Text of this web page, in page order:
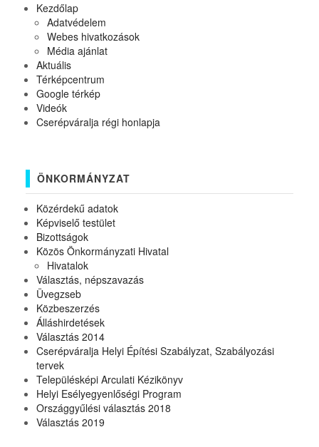
Kezdőlap
Adatvédelem
Webes hivatkozások
Média ajánlat
Aktuális
Térképcentrum
Google térkép
Videók
Cserépváralja régi honlapja
ÖNKORMÁNYZAT
Közérdekű adatok
Képviselő testület
Bizottságok
Közös Önkormányzati Hivatal
Hivatalok
Választás, népszavazás
Üvegzseb
Közbeszerzés
Álláshirdetések
Választás 2014
Cserépváralja Helyi Építési Szabályzat, Szabályozási
tervek
Településképi Arculati Kézikönyv
Helyi Esélyegyenlőségi Program
Országgyűlési választás 2018
Választás 2019